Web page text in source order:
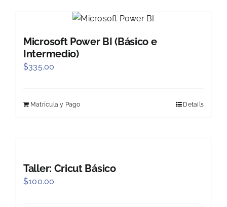
Microsoft Power BI (Básico e
Intermedio)
$335.00
Matrícula y Pago Details
Taller: Cricut Básico
$100.00